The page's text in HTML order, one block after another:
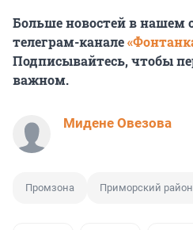
Больше новостей в нашем
телеграм-канале
Подписывайтесь, чтобы
важном.
Мидене Овезова
Промзона Приморский район